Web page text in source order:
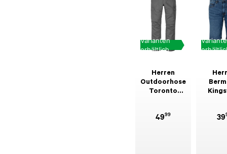
Varianten
erhältlich
Herren
Outdoorhose
Toronto
4999 39